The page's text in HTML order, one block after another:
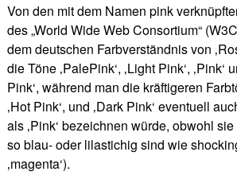
Von den mit dem Namen pink
des „World Wide Web Consortium“
dem deutschen Farbverständnis von
die Töne ‚PalePink‘, ‚Light Pink‘, ‚Pink‘
Pink‘, während man die kräftigeren
‚Hot Pink‘, und ‚Dark Pink‘ eventuell
als ‚Pink‘ bezeichnen würde, obwohl
so blau- oder lilastichig sind wie
‚magenta‘).